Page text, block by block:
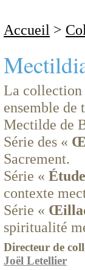
Accueil >
La collection
ensemble de
Mectilde de
Série des «
Sacrement.
Série «
contexte
Série «
spiritualité
Directeur de
Joël Letellier